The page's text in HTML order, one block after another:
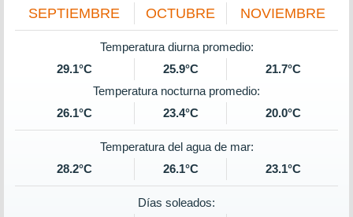
SEPTIEMBRE OCTUBRE NOVIEMBRE
Temperatura diurna promedio:
29.1°C
25.9°C
21.7°C
Temperatura nocturna promedio:
26.1°C
23.4°C 20.0°C
Temperatura del agua de mar:
28.2°C
26.1°C 23.1°C
Días soleados: